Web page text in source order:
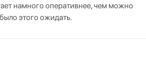
намного оперативнее, чем можно
было этого ожидать.